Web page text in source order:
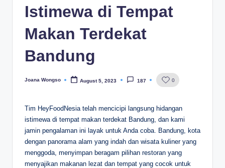
Istimewa di Tempat
Makan Terdekat
Bandung
Posted
Joana Wongso August 5, 2023 187 0
Tim HeyFoodNesia telah mencicipi langsung hidangan
istimewa di tempat makan terdekat Bandung, dan kami
jamin pengalaman ini layak untuk Anda coba. Bandung, kota
dengan panorama alam yang indah dan wisata kuliner yang
menggoda, menyimpan beragam pilihan restoran yang
menyajikan makanan lezat dan tempat yang cocok untuk